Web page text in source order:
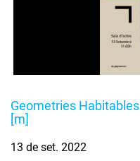
Geometries
[m]
13 de set. 2022